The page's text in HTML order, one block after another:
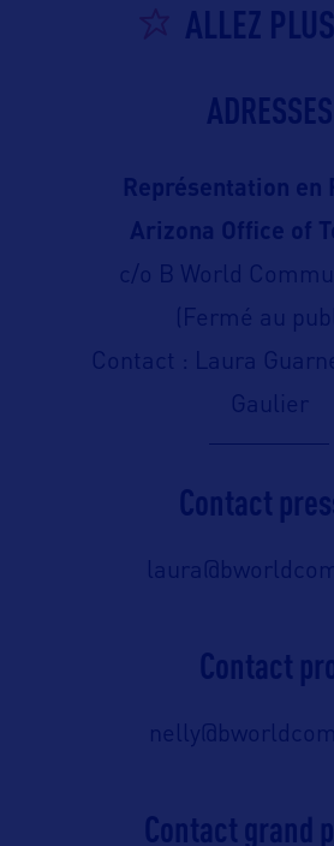
ALLEZ
ADRESSES
Représentation en
Arizona Office of
c/o B World
(Fermé au
Contact : Laura
Gaulier
Contact
Contact
Contact grand